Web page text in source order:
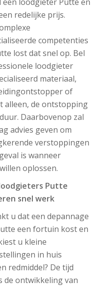
redelijke prijs.
competenties
lost dat snel op. Bel
loodgieter
materiaal,
of
alleen, de ontstopping
Daarbovenop zal
advies geven om
verstoppingen
is wanneer
oplossen.
Putte
snel werk
u dat een depannage
een fortuin kost en
u kleine
in huis
redmiddel? De tijd
de ontwikkeling van